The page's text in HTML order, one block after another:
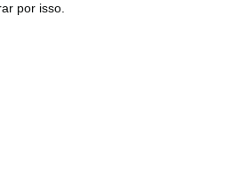
por isso.